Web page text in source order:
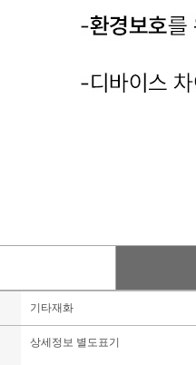
기타재화
상세정보 별도표기